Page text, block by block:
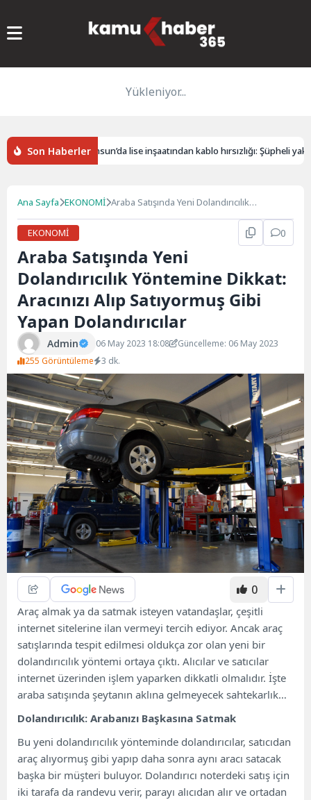
Yükleniyor...
Son HaberlerSamsun’da lise inşaatından kablo hırsızlığı: Şüpheli
Ana Sayfa EKONOMİ Araba Satışında Yeni Dolandırıcılık
EKONOMİ 0
Araba Satışında Yeni
Dolandırıcılık Yöntemine Dikkat:
Aracınızı Alıp Satıyormuş Gibi
Yapan Dolandırıcılar
Admin 06 May 2023 18:08
Güncelleme: 06 May 2023
255 Görüntüleme
3 dk.
0
Araç almak ya da satmak isteyen vatandaşlar, çeşitli
internet sitelerine ilan vermeyi tercih ediyor. Ancak araç
satışlarında tespit edilmesi oldukça zor olan yeni bir
dolandırıcılık yöntemi ortaya çıktı. Alıcılar ve satıcılar
internet üzerinden işlem yaparken dikkatli olmalıdır. İşte
araba satışında şeytanın aklına gelmeyecek sahtekarlık…
Dolandırıcılık: Arabanızı Başkasına Satmak
Bu yeni dolandırıcılık yönteminde dolandırıcılar, satıcıdan
araç alıyormuş gibi yapıp daha sonra aynı aracı satacak
başka bir müşteri buluyor. Dolandırıcı noterdeki satış için
iki tarafa da randevu verir, parayı alıcıdan alır ve ortadan